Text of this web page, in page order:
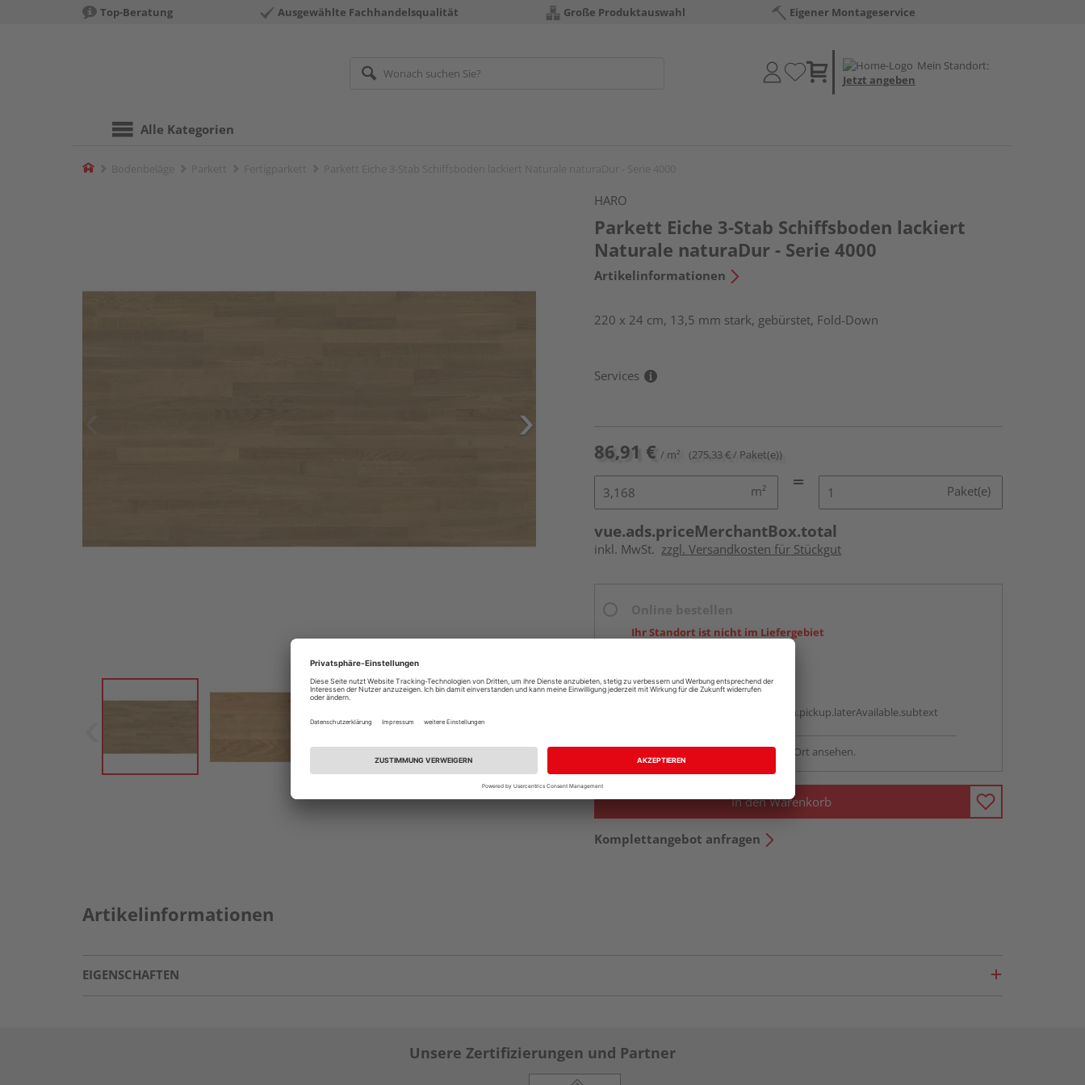
Top-Beratung Ausgewählte Fachhandelsqualität Große Produktauswahl Eigener Montageservice
Mein Standort:
Jetzt angeben
Alle Kategorien
Home
HARO
Parkett Eiche 3-Stab Schiffsboden lackiert
Naturale naturaDur - Serie 4000
Artikelinformationen
220 x 24 cm, 13,5 mm stark, gebürstet, Fold-Down
Services
86,91 € / m² (275,33 € / Paket(e))
m² Paket(e)
vue.ads.priceMerchantBox.total
inkl. MwSt. zzgl. Versandkosten für Stückgut
Ihr Standort ist nicht im Liefergebiet
Beim Händler abholen
Auf Vorbestellung:
vue.ads.priceMerchantBox.option.pickup.laterAvailable.subtext
Verfügbar in der Ausstellung - vor Ort ansehen.
In den Warenkorb
Komplettangebot anfragen
Artikelinformationen
EIGENSCHAFTEN
Unsere Zertifizierungen und Partner